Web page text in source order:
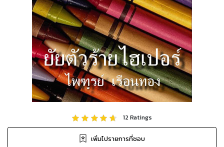
12Ratings
เพิ่มไปรายการที่ชอบ